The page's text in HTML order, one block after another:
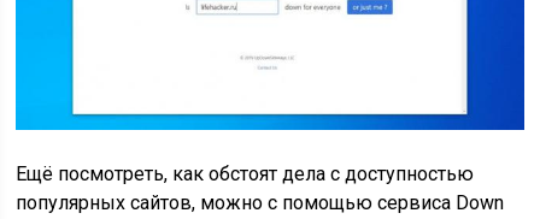
Ещё посмотреть, как обстоят дела с доступностью
популярных сайтов, можно с помощью сервиса Down